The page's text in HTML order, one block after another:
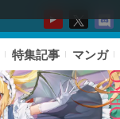
特集記事 マンガ